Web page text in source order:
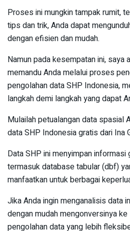
Proses ini mungkin tampak rumit,
tips dan trik, Anda dapat
dengan efisien dan mudah.
Namun pada kesempatan ini, saya
memandu Anda melalui proses
pengolahan data SHP Indonesia,
langkah demi langkah yang dapat
Mulailah petualangan data spasial
data SHP Indonesia gratis dari Ina
Data SHP ini menyimpan
termasuk database tabular (dbf)
manfaatkan untuk berbagai
Jika Anda ingin menganalisis data
dengan mudah mengonversinya
pengolahan data yang lebih